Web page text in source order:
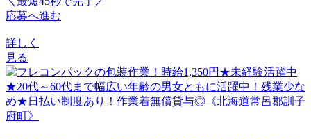
応募へ進む
詳しく
見る